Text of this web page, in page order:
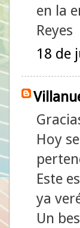
en la
Reyes
18 de
Hoy
Este
ya
Un